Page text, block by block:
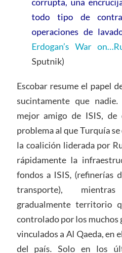
todo tipo de
operaciones de
Erdogan’s War
Sputnik)
Escobar resume el papel
sucintamente que
mejor amigo de ISIS, de
problema al que Turquía
la coalición liderada por
rápidamente la
fondos a ISIS, (refinerías
transporte),
gradualmente territorio
controlado por los muchos
vinculados a Al Qaeda, en
del país. Solo en los